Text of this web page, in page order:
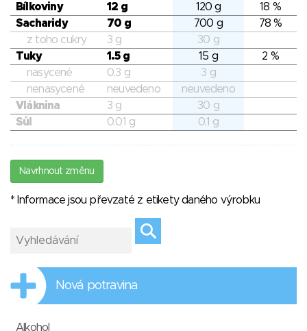
Bílkoviny
12 g 120 g
18 %
Sacharidy
70 g 700 g
78 %
z toho cukry
3 g
30 g
Tuky
1.5 g 15 g
2 %
nasycené
0.3 g
3 g
nenasycené
neuvedeno
neuvedeno
Vláknina
3 g
30 g
Sůl
0.01 g 0.1 g
Navrhnout změnu
* Informace jsou převzaté z etikety daného výrobku
Nová potravina
Alkohol